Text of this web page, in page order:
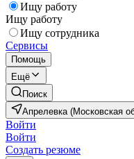
Ищу работу
Ищу работу
Ищу сотрудника
Сервисы
Помощь
Ещё
Поиск
Апрелевка (Московская
Войти
Войти
Создать резюме